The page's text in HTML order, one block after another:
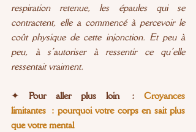
respiration retenue, les épaules qui se
contractent, elle a commencé à percevoir le
coût physique de cette injonction. Et peu à
peu, à s’autoriser à ressentir ce qu’elle
ressentait vraiment.
✦ Pour aller plus loin : Croyances
limitantes : pourquoi votre corps en sait plus
que votre mental